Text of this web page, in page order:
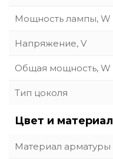
Мощность лампы, W
Напряжение, V
Общая мощность, W
Тип цоколя
Цвет и материал
Материал арматуры